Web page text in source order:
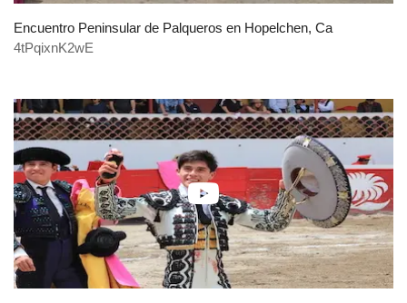
Encuentro Peninsular de Palqueros en Hopelchen, Ca
4tPqixnK2wE